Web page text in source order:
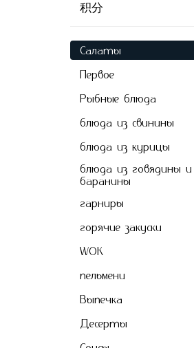
积分
Салаты
Первое
Рыбные блюда
блюда из свинины
блюда из курицы
блюда из говядины и
баранины
гарниры
горячие закуски
WOK
пельмени
Выпечкa
Десерты